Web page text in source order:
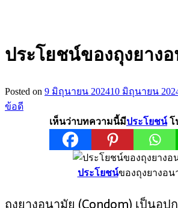
ประโยชน์ของถุงยาง
Posted on 9 มิถุนายน 202410 มิถุนายน
ข้อดี
เห็นว่าบทความนี้มีประโยชน์โ
ประโยชน์ของถุงยางอน